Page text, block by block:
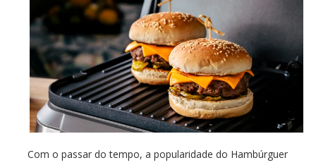
Com o passar do tempo, a popularidade do Hambúrguer